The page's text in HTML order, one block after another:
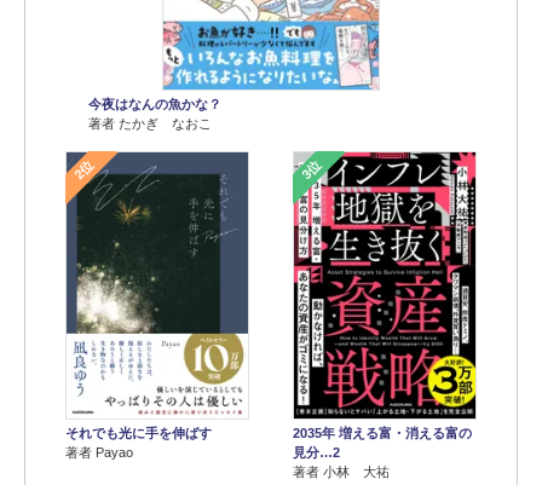
今夜はなんの魚かな？
著者 たかぎ なおこ
2位
それでも光に手を伸ばす
著者 Payao
3位
2035年 増える富・消える富の
見分…2
著者 小林 大祐